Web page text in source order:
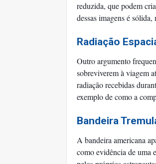
reduzida, que podem
dessas imagens é
Radiação
Outro argumento
sobreviverem à viagem
radiação recebidas
exemplo de como a
Bandeira
A bandeira americana
como evidência de uma